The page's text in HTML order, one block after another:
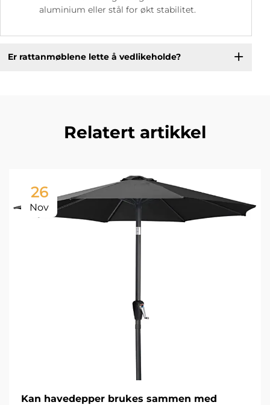
aluminium eller stål for økt stabilitet.
Er rattanmøblene lette å vedlikeholde?
Relatert artikkel
26
Nov
Kan havedepper brukes sammen med